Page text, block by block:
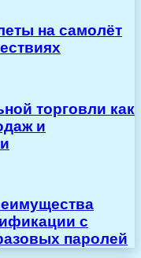
на самолёт
торговли как
и
с
паролей